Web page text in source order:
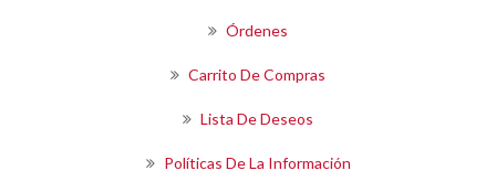
Órdenes
Carrito De Compras
Lista De Deseos
Políticas De La Información